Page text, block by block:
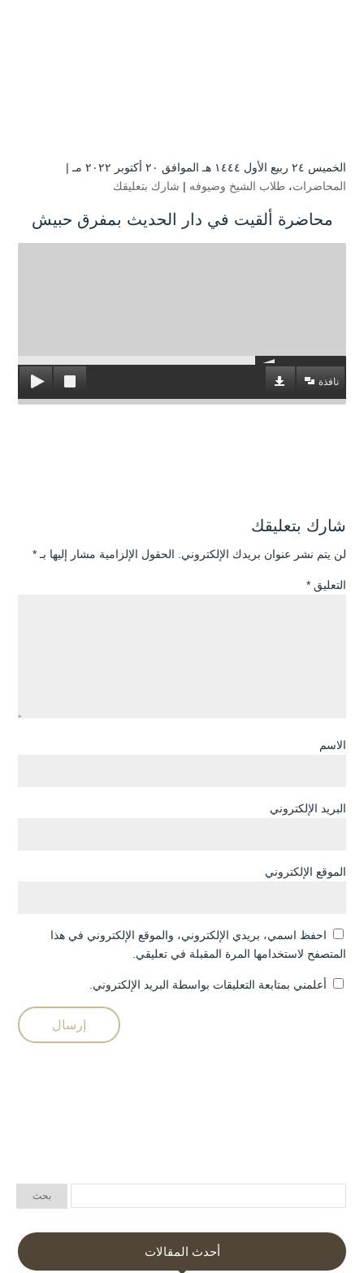
الخميس ۲٤ ربيع الأول ۱٤٤٤ هـ الموافق ۲۰ أكتوبر ۲۰۲۲ مـ |
المحاضرات، طلاب الشيخ وضيوفه | شارك بتعليقك
محاضرة ألقيت في دار الحديث بمفرق حبيش
نافذة
شارك بتعليقك
لن يتم نشر عنوان بريدك الإلكتروني. الحقول الإلزامية مشار إليها بـ *
التعليق *
الاسم
البريد الإلكتروني
الموقع الإلكتروني
احفظ اسمي، بريدي الإلكتروني، والموقع الإلكتروني في هذا
المتصفح لاستخدامها المرة المقبلة في تعليقي.
أعلمني بمتابعة التعليقات بواسطة البريد الإلكتروني.
أحدث المقالات